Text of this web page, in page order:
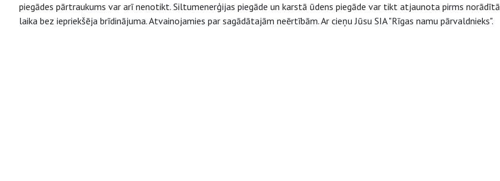
piegādes pārtraukums var arī nenotikt. Siltumenerģijas piegāde un karstā ūdens piegāde var tikt atjaunota pirms norādītā
laika bez iepriekšēja brīdinājuma. Atvainojamies par sagādātajām neērtībām. Ar cieņu Jūsu SIA "Rīgas namu pārvaldnieks".